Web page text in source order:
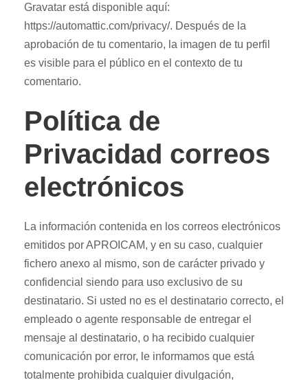
Gravatar está disponible aquí:
https://automattic.com/privacy/. Después de la
aprobación de tu comentario, la imagen de tu perfil
es visible para el público en el contexto de tu
comentario.
Política de
Privacidad correos
electrónicos
La información contenida en los correos electrónicos
emitidos por APROICAM, y en su caso, cualquier
fichero anexo al mismo, son de carácter privado y
confidencial siendo para uso exclusivo de su
destinatario. Si usted no es el destinatario correcto, el
empleado o agente responsable de entregar el
mensaje al destinatario, o ha recibido cualquier
comunicación por error, le informamos que está
totalmente prohibida cualquier divulgación,